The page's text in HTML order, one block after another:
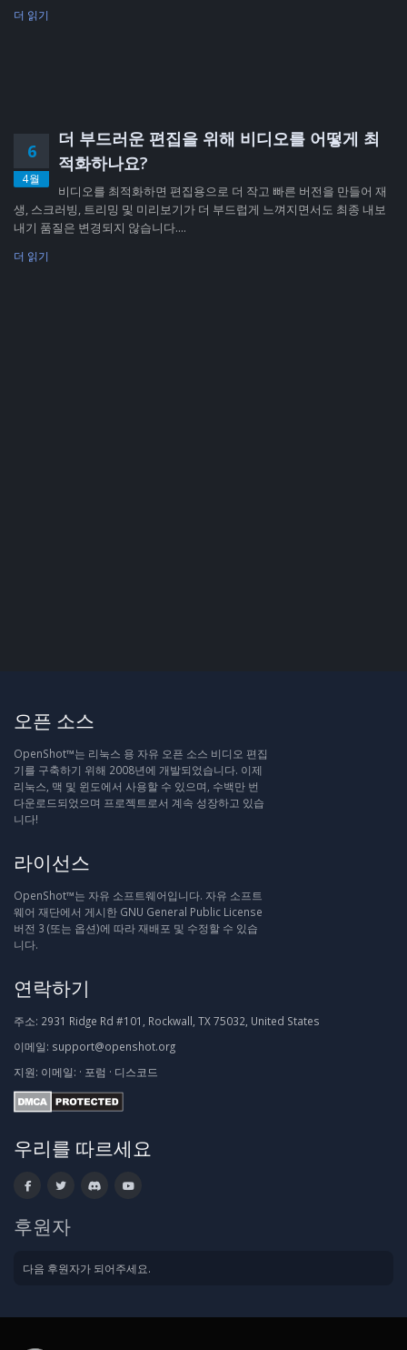
더 읽기
6
4월
더 부드러운 편집을 위해 비디오를 어떻게 최
적화하나요?
비디오를 최적화하면 편집용으로 더 작고 빠른 버전을 만들어 재
생, 스크러빙, 트리밍 및 미리보기가 더 부드럽게 느껴지면서도 최종 내보
내기 품질은 변경되지 않습니다....
더 읽기
오픈 소스
OpenShot™는 리눅스 용 자유 오픈 소스 비디오 편집
기를 구축하기 위해 2008년에 개발되었습니다. 이제
리눅스, 맥 및 윈도에서 사용할 수 있으며, 수백만 번
다운로드되었으며 프로젝트로서 계속 성장하고 있습
니다!
라이선스
OpenShot™는 자유 소프트웨어입니다. 자유 소프트
웨어 재단에서 게시한 GNU General Public License
버전 3 (또는 옵션)에 따라 재배포 및 수정할 수 있습
니다.
연락하기
주소: 2931 Ridge Rd #101, Rockwall, TX 75032, United States
이메일: support@openshot.org
지원: 이메일: · 포럼 · 디스코드
우리를 따르세요
후원자
다음 후원자가 되어주세요.